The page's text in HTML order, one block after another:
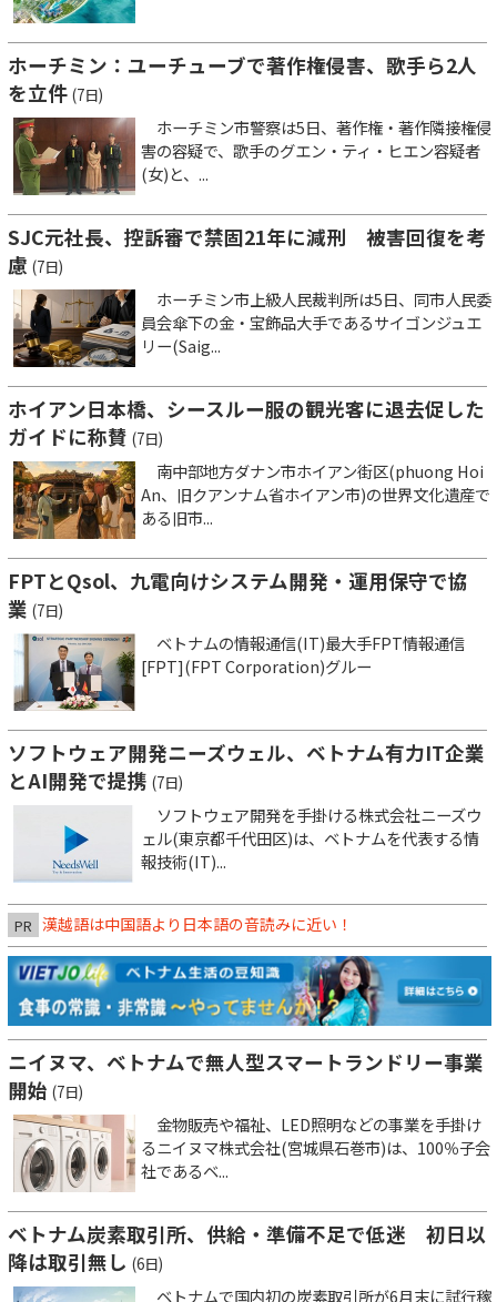
ホーチミン：ユーチューブで著作権侵害、歌手ら2人
を立件 (7日)
ホーチミン市警察は5日、著作権・著作隣接権侵
害の容疑で、歌手のグエン・ティ・ヒエン容疑者
(女)と、...
SJC元社長、控訴審で禁固21年に減刑 被害回復を考
慮 (7日)
ホーチミン市上級人民裁判所は5日、同市人民委
員会傘下の金・宝飾品大手であるサイゴンジュエ
リー(Saig...
ホイアン日本橋、シースルー服の観光客に退去促した
ガイドに称賛 (7日)
南中部地方ダナン市ホイアン街区(phuong Hoi
An、旧クアンナム省ホイアン市)の世界文化遺産で
ある旧市...
FPTとQsol、九電向けシステム開発・運用保守で協
業 (7日)
ベトナムの情報通信(IT)最大手FPT情報通信
[FPT](FPT Corporation)グルー
ソフトウェア開発ニーズウェル、ベトナム有力IT企業
とAI開発で提携 (7日)
ソフトウェア開発を手掛ける株式会社ニーズウ
ェル(東京都千代田区)は、ベトナムを代表する情
報技術(IT)...
PR 漢越語は中国語より日本語の音読みに近い！
ニイヌマ、ベトナムで無人型スマートランドリー事業
開始 (7日)
金物販売や福祉、LED照明などの事業を手掛け
るニイヌマ株式会社(宮城県石巻市)は、100％子会
社であるベ...
ベトナム炭素取引所、供給・準備不足で低迷 初日以
降は取引無し (6日)
ベトナムで国内初の炭素取引所が6月末に試行稼